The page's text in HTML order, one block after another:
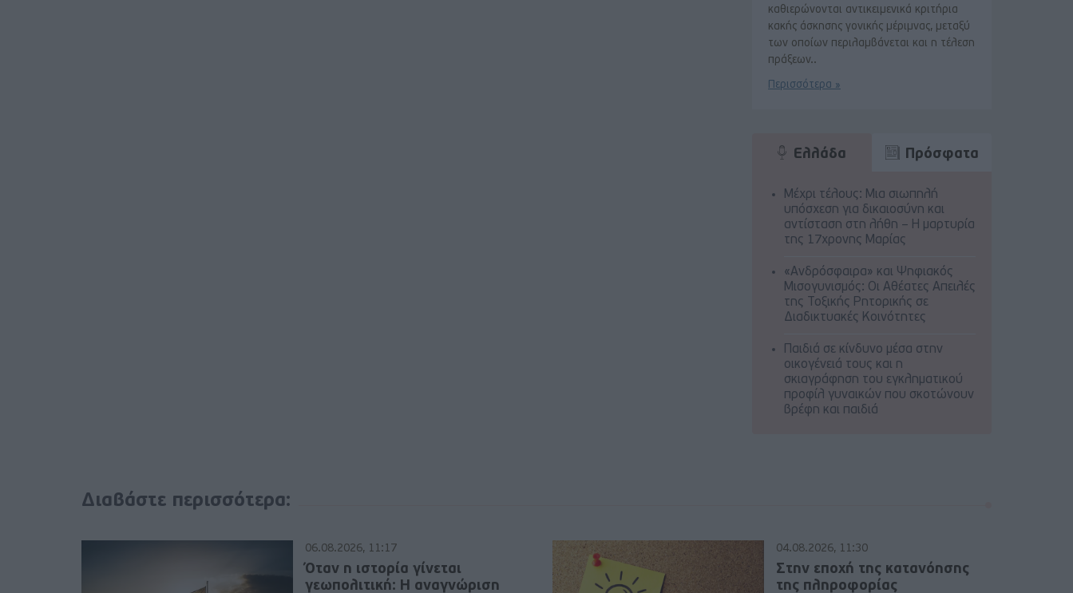
καθιερώνονται αντικειμενικά κριτήρια
κακής άσκησης γονικής μέριμνας, μεταξύ
των οποίων περιλαμβάνεται και η τέλεση
πράξεων..
Περισσότερα »
Ελλάδα Πρόσφατα
Μέχρι τέλους: Μια σιωπηλή
υπόσχεση για δικαιοσύνη και
αντίσταση στη λήθη – Η μαρτυρία
της 17χρονης Μαρίας
«Ανδρόσφαιρα» και Ψηφιακός
Μισογυνισμός: Οι Αθέατες Απειλές
της Τοξικής Ρητορικής σε
Διαδικτυακές Κοινότητες
Παιδιά σε κίνδυνο μέσα στην
οικογένειά τους και η
σκιαγράφηση του εγκληματικού
προφίλ γυναικών που σκοτώνουν
βρέφη και παιδιά
Διαβάστε περισσότερα:
06.08.2026, 11:17
Όταν η ιστορία γίνεται
γεωπολιτική: Η αναγνώριση
04.08.2026, 11:30
Στην εποχή της κατανόησης
της πληροφορίας